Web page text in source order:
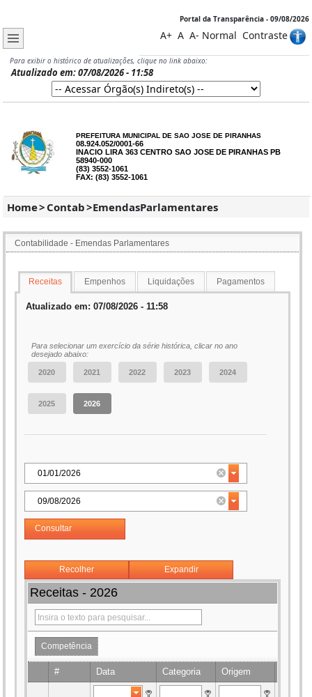
Portal da Transparência - 09/08/2026
A+ A A- Normal Contraste
Para exibir o histórico de atualizações, clique no link abaixo:
Atualizado em: 07/08/2026 - 11:58
PREFEITURA MUNICIPAL DE SAO JOSE DE PIRANHAS
08.924.052/0001-66
INACIO LIRA 363 CENTRO SAO JOSE DE PIRANHAS PB
58940-000
(83) 3552-1061
FAX: (83) 3552-1061
Home> Contab>EmendasParlamentares
Contabilidade - Emendas Parlamentares
Receitas Empenhos Liquidações Pagamentos
Atualizado em: 07/08/2026 - 11:58
Para selecionar um exercício da série histórica, clicar no ano
desejado abaixo:
Consultar
Recolher Expandir
Receitas - 2026
Competência
# Data Categoria Origem